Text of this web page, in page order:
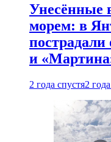
Унесённые
морем: в
и
2 года спустя2